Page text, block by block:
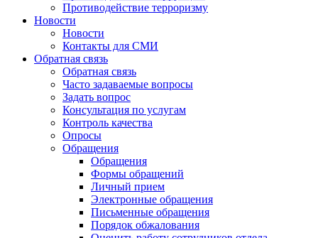
Противодействие терроризму
Новости
Новости
Контакты для СМИ
Обратная связь
Обратная связь
Часто задаваемые вопросы
Задать вопрос
Консультация по услугам
Контроль качества
Опросы
Обращения
Обращения
Формы обращений
Личный прием
Электронные обращения
Письменные обращения
Порядок обжалования